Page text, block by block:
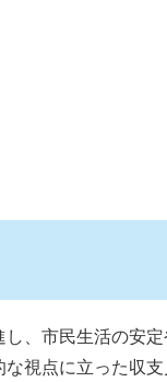
、市民生活の安
視点に立った収